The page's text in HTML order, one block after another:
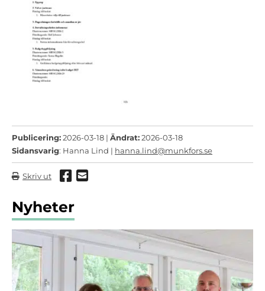
Publicering:2026-03-18 | Ändrat:2026-03-18
Sidansvarig: Hanna Lind | hanna.lind@munkfors.se
Skriv ut Dela via Facebook
Dela via mail
Nyheter